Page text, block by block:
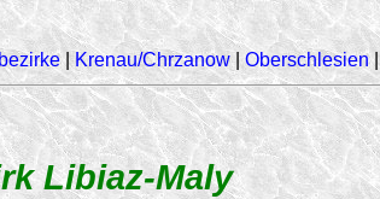
|Krenau/Chrzanow| Oberschlesien
Libiaz-Maly